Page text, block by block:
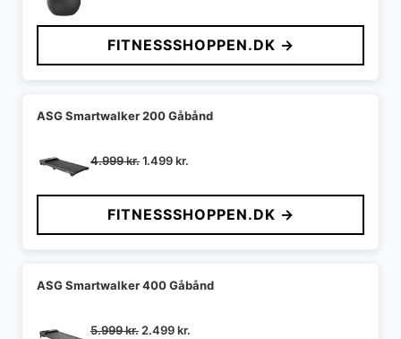
pris
var:
1.099 kr..
pris
er:
899 kr..
FITNESSSHOPPEN.DK →
ASG Smartwalker 200 Gåbånd
4.999kr.Den
pris
var:
4.999 kr..
1.499kr.
pris
er:
1.499 kr..
FITNESSSHOPPEN.DK →
ASG Smartwalker 400 Gåbånd
5.999kr. Den
2.499kr.